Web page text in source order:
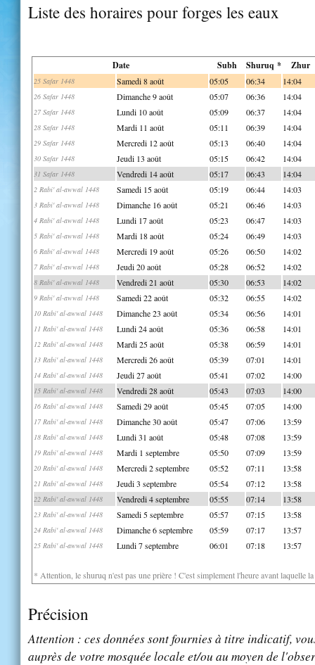
Liste des horaires pour forges les eaux
Date Subh Shuruq * Zhur
25 Safar 1448 Samedi 8 août 05:05 06:34 14:04
26 Safar 1448 Dimanche 9 août 05:07 06:36 14:04
27 Safar 1448 Lundi 10 août 05:09 06:37 14:04
28 Safar 1448 Mardi 11 août 05:11 06:39 14:04
29 Safar 1448 Mercredi 12 août 05:13 06:40 14:04
30 Safar 1448 Jeudi 13 août 05:15 06:42 14:04
31 Safar 1448 Vendredi 14 août 05:17 06:43 14:04
2 Rabi' al-awwal 1448 Samedi 15 août 05:19 06:44 14:03
3 Rabi' al-awwal 1448 Dimanche 16 août 05:21 06:46 14:03
4 Rabi' al-awwal 1448 Lundi 17 août 05:23 06:47 14:03
5 Rabi' al-awwal 1448 Mardi 18 août 05:24 06:49 14:03
6 Rabi' al-awwal 1448 Mercredi 19 août 05:26 06:50 14:02
7 Rabi' al-awwal 1448 Jeudi 20 août 05:28 06:52 14:02
8 Rabi' al-awwal 1448 Vendredi 21 août 05:30 06:53 14:02
9 Rabi' al-awwal 1448 Samedi 22 août 05:32 06:55 14:02
10 Rabi' al-awwal 1448 Dimanche 23 août 05:34 06:56 14:01
11 Rabi' al-awwal 1448 Lundi 24 août 05:36 06:58 14:01
12 Rabi' al-awwal 1448 Mardi 25 août 05:38 06:59 14:01
13 Rabi' al-awwal 1448 Mercredi 26 août 05:39 07:01 14:01
14 Rabi' al-awwal 1448 Jeudi 27 août 05:41 07:02 14:00
15 Rabi' al-awwal 1448 Vendredi 28 août 05:43 07:03 14:00
16 Rabi' al-awwal 1448 Samedi 29 août 05:45 07:05 14:00
17 Rabi' al-awwal 1448 Dimanche 30 août 05:47 07:06 13:59
18 Rabi' al-awwal 1448 Lundi 31 août 05:48 07:08 13:59
19 Rabi' al-awwal 1448 Mardi 1 septembre 05:50 07:09 13:59
20 Rabi' al-awwal 1448 Mercredi 2 septembre 05:52 07:11 13:58
21 Rabi' al-awwal 1448 Jeudi 3 septembre 05:54 07:12 13:58
22 Rabi' al-awwal 1448 Vendredi 4 septembre 05:55 07:14 13:58
23 Rabi' al-awwal 1448 Samedi 5 septembre 05:57 07:15 13:58
24 Rabi' al-awwal 1448 Dimanche 6 septembre 05:59 07:17 13:57
25 Rabi' al-awwal 1448 Lundi 7 septembre 06:01 07:18 13:57
* Attention, le shuruq n'est pas une prière ! C'est simplement l'heure avant laquelle
Précision
Attention : ces données sont fournies à titre indicatif,
auprès de votre mosquée locale et/ou au moyen de